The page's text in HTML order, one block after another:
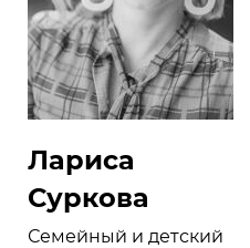
Лариса
Суркова
Семейный и детский